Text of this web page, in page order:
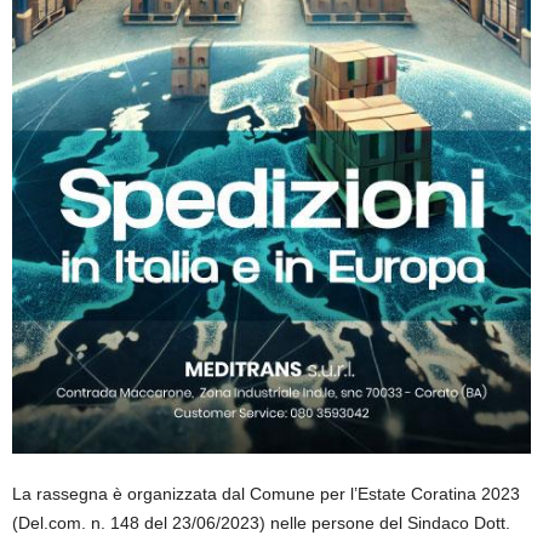
La rassegna è organizzata dal Comune per l’Estate Coratina 2023
(Del.com. n. 148 del 23/06/2023) nelle persone del Sindaco Dott.